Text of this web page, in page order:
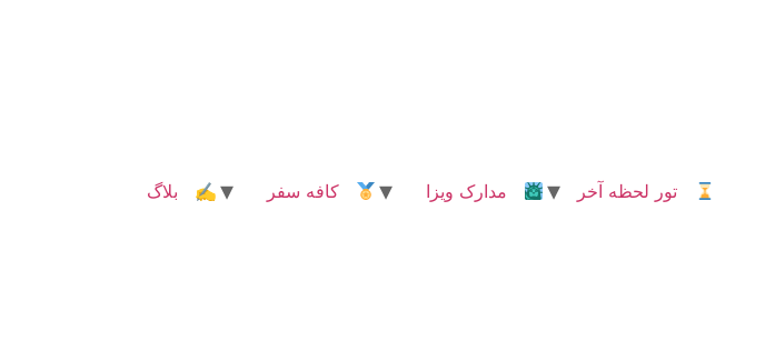
تور لحظه آخر مدارک ویزا کافه سفر ✍ بلاگ